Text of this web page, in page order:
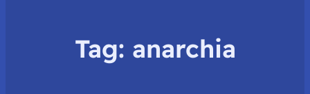
Tag: anarchia